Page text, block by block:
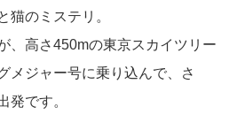
猫のミステリ。
、高さ450mの東京スカイツリー
メジャー号に乗り込んで、さ
発です。